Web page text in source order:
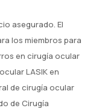
asegurado. El
los miembros para
en cirugía ocular
LASIK en
de cirugía ocular
de Cirugía